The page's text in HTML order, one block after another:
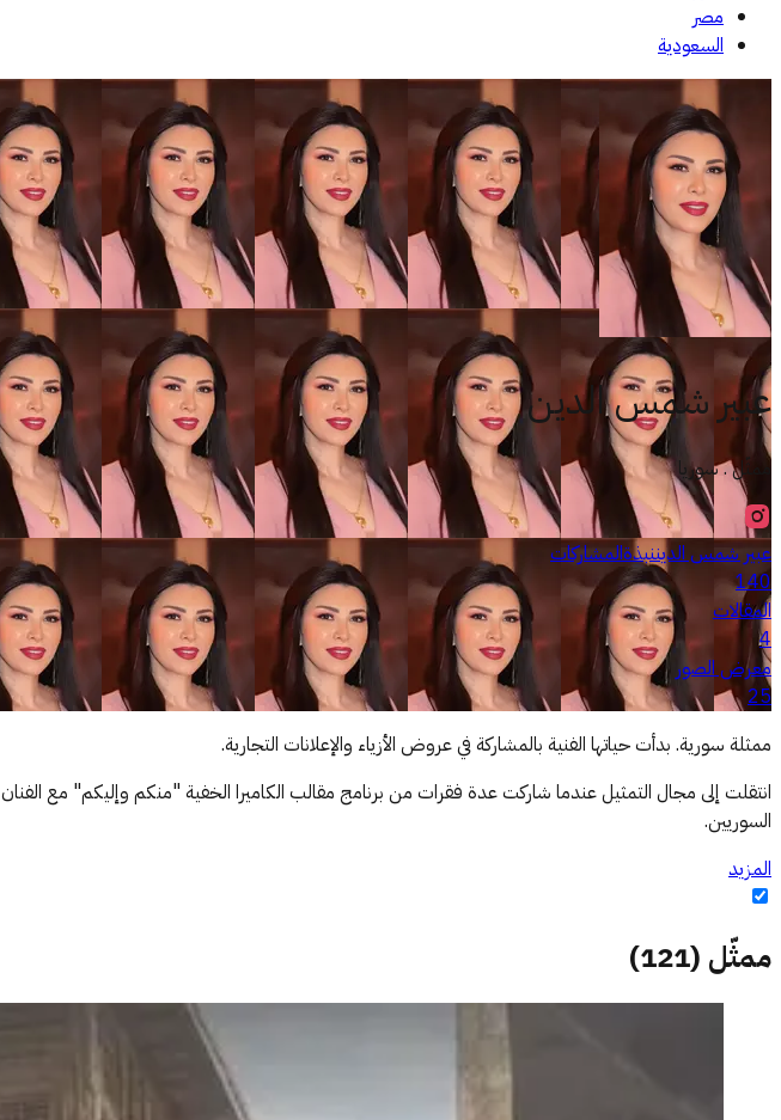
مصر
السعودية
عبير شمس الدين
ممثّل . سوريا
عبير شمس الديننبذةالمشاركات
140
المقالات
4
معرض الصور
25
ممثلة سورية. بدأت حياتها الفنية بالمشاركة في عروض الأزياء والإعلانات التجارية.
انتقلت إلى مجال التمثيل عندما شاركت عدة فقرات من برنامج مقالب الكاميرا الخفية "منكم وإليكم" مع الفنان
السوريين.
المزيد
ممثّل (
121
)